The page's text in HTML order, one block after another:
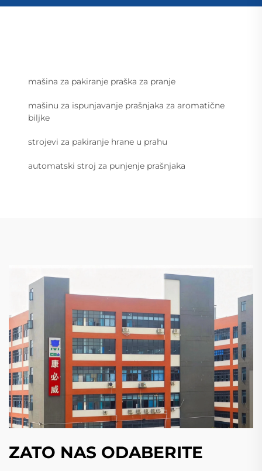
mašina za pakiranje praška za pranje
mašinu za ispunjavanje prašnjaka za aromatične
biljke
strojevi za pakiranje hrane u prahu
automatski stroj za punjenje prašnjaka
ZATO NAS ODABERITE